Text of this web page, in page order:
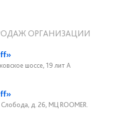
ОРГАНИЗАЦИИ
шоссе, 19 лит А
д. 26, МЦ ROOMER.